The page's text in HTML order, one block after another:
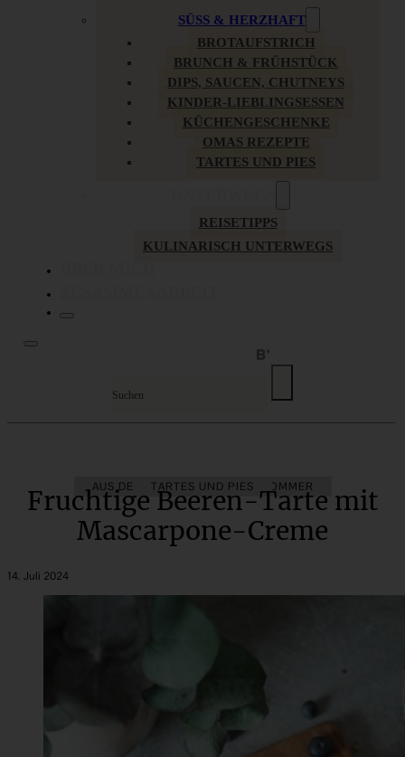
SÜSS & HERZHAFT
BROTAUFSTRICH
BRUNCH & FRÜHSTÜCK
DIPS, SAUCEN, CHUTNEYS
KINDER-LIEBLINGSESSEN
KÜCHENGESCHENKE
OMAS REZEPTE
TARTES UND PIES
REISETIPPS
KULINARISCH UNTERWEGS
AUS DEM OBSTGARTEN SOMMER
TARTES UND PIES
Fruchtige Beeren-Tarte mit
Mascarpone-Creme
14. Juli 2024